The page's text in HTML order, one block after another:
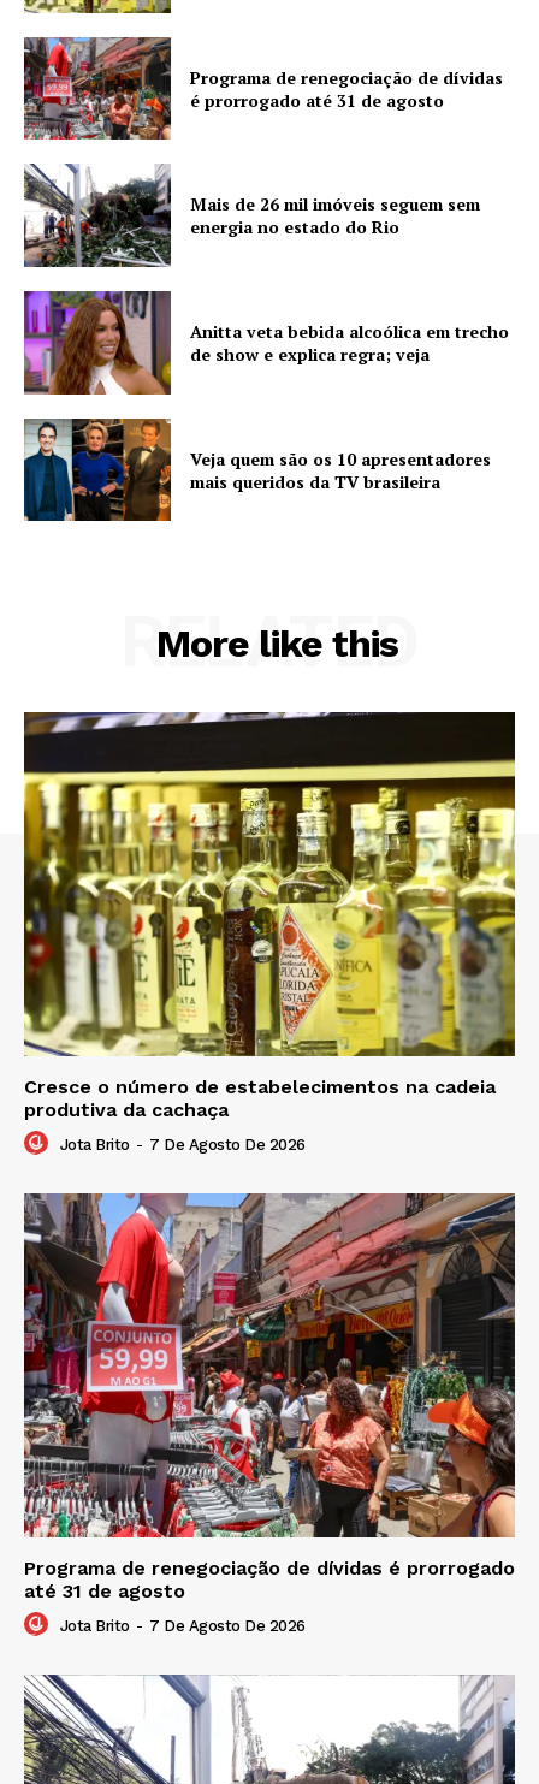
Programa de renegociação de dívidas
é prorrogado até 31 de agosto
Mais de 26 mil imóveis seguem sem
energia no estado do Rio
Anitta veta bebida alcoólica em trecho
de show e explica regra; veja
Veja quem são os 10 apresentadores
mais queridos da TV brasileira
More like this
RELATED
Cresce o número de estabelecimentos na cadeia
produtiva da cachaça
Jota Brito - 7 De Agosto De 2026
Programa de renegociação de dívidas é prorrogado
até 31 de agosto
Jota Brito - 7 De Agosto De 2026